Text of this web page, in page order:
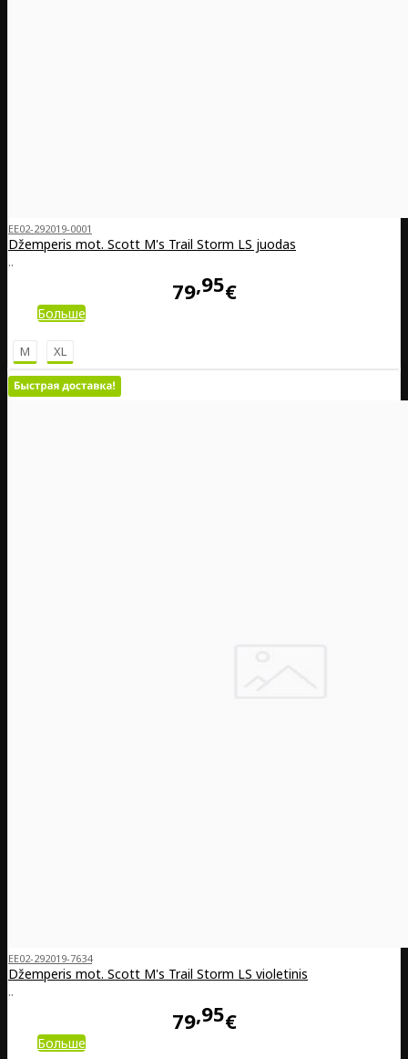
EE02-292019-0001
Džemperis mot. Scott M's Trail Storm LS juodas
..
79 95€
Больше
M XL
EE02-292019-7634
Džemperis mot. Scott M's Trail Storm LS violetinis
..
79 95€
Больше